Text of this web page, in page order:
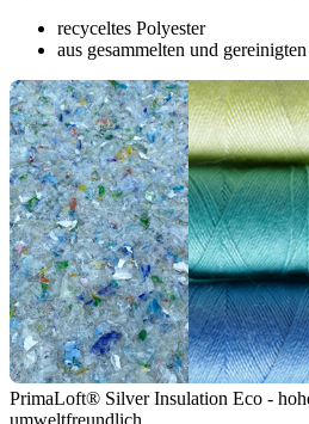
recyceltes Polyester
aus gesammelten und
PrimaLoft® Silver Insulation Eco -